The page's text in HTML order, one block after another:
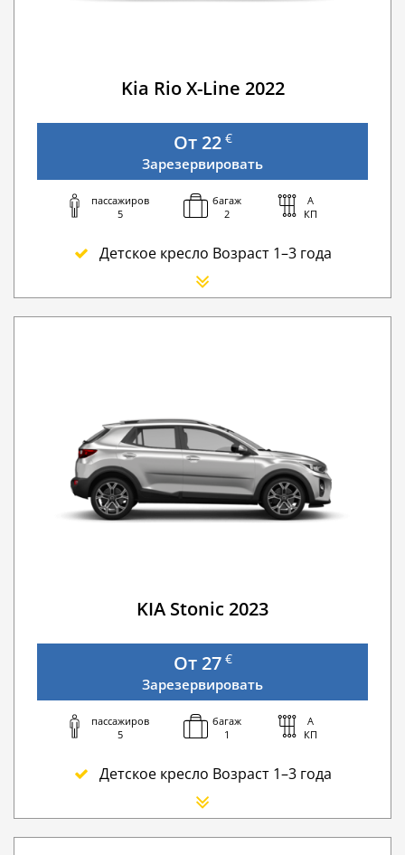
Kia Rio X-Line 2022
От 22 €
Зарезервировать
пассажиров
5
багаж
2
A
КП
Детское кресло Возраст 1–3 года
Сиденье для новорожденного
Зимние цепи
Мобильный Wi-Fi
Аварийная служба премиум-класса на дороге
Пересечение границы Румыния
Плата за мойку автомобиля
Частный трансфер (RMOTransfer)
KIA Stonic 2023
От 27 €
Зарезервировать
пассажиров
5
багаж
1
A
КП
Детское кресло Возраст 1–3 года
Сиденье для новорожденного